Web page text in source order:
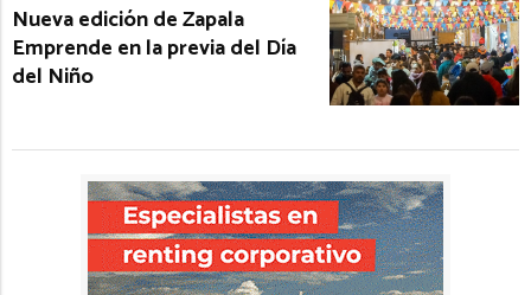
Nueva edición de Zapala
Emprende en la previa del Día
del Niño